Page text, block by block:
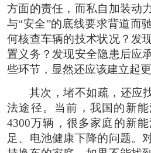
方面的责任，而私自加装动
与“安全”的底线要求背道而
何核查车辆的技术状况？发
置义务？发现安全隐患后应
些环节，显然还应该建立起
其次，堵不如疏，还应
法途径。当前，我国的新
4300万辆，很多家庭的新
足、电池健康下降的问题。